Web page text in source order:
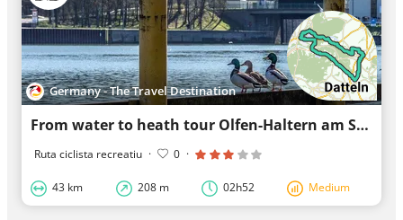
Germany - The Travel Destination
From water to heath tour Olfen-Haltern am See / Day tour Hohe Mark cycle route
Ruta ciclista recreatiu · 0 ·
43 km 208 m 02h52 Medium